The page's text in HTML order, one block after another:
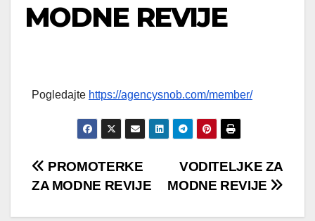
MODNE REVIJE
Pogledajte https://agencysnob.com/member/
Post
VODITELJKE ZA
MODNE REVIJE
PROMOTERKE
ZA MODNE REVIJE